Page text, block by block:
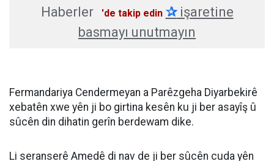
Haberler
'de takip edin ✰işaretine
basmayı unutmayın
Fermandariya Cendermeyan a Parêzgeha Diyarbekirê
xebatên xwe yên ji bo girtina kesên ku ji ber asayîş û
sûcên din dihatin gerîn berdewam dike.
Li seranserê Amedê di nav de ji ber sûcên cuda yên